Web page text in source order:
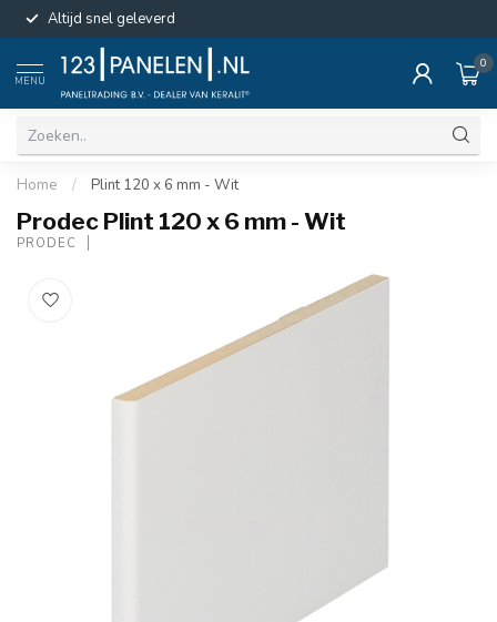
Altijd snel geleverd
MENU
0
Home / Plint 120 x 6 mm - Wit
Prodec Plint 120 x 6 mm - Wit
PRODEC